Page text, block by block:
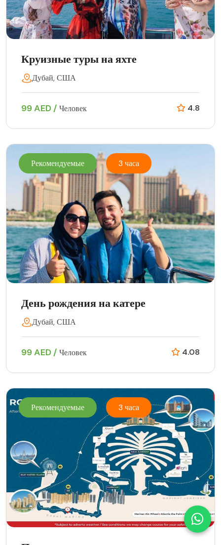
Круизные туры на яхте
Дубай, США
99 AED / Человек 4.8
Рекомендуемые 3 часа
День рождения на катере
Дубай, США
99 AED / Человек 4.08
Рекомендуемые 3 часа